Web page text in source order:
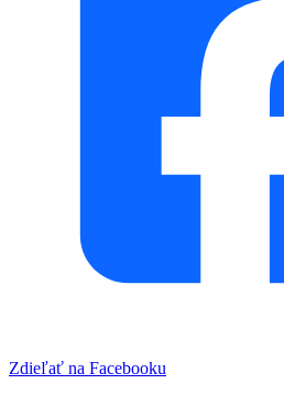
Zdieľať na Facebooku